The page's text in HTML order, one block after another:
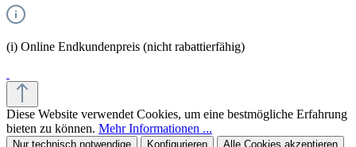
(i) Online Endkundenpreis (nicht rabattierfähig)
Diese Website verwendet Cookies, um eine bestmögliche Erfahrung
bieten zu können. Mehr Informationen ...
Nur technisch notwendige Konfigurieren Alle Cookies akzeptieren